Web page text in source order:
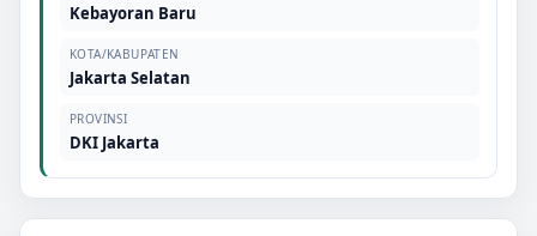
Kebayoran Baru
KOTA/KABUPATEN
Jakarta Selatan
PROVINSI
DKI Jakarta